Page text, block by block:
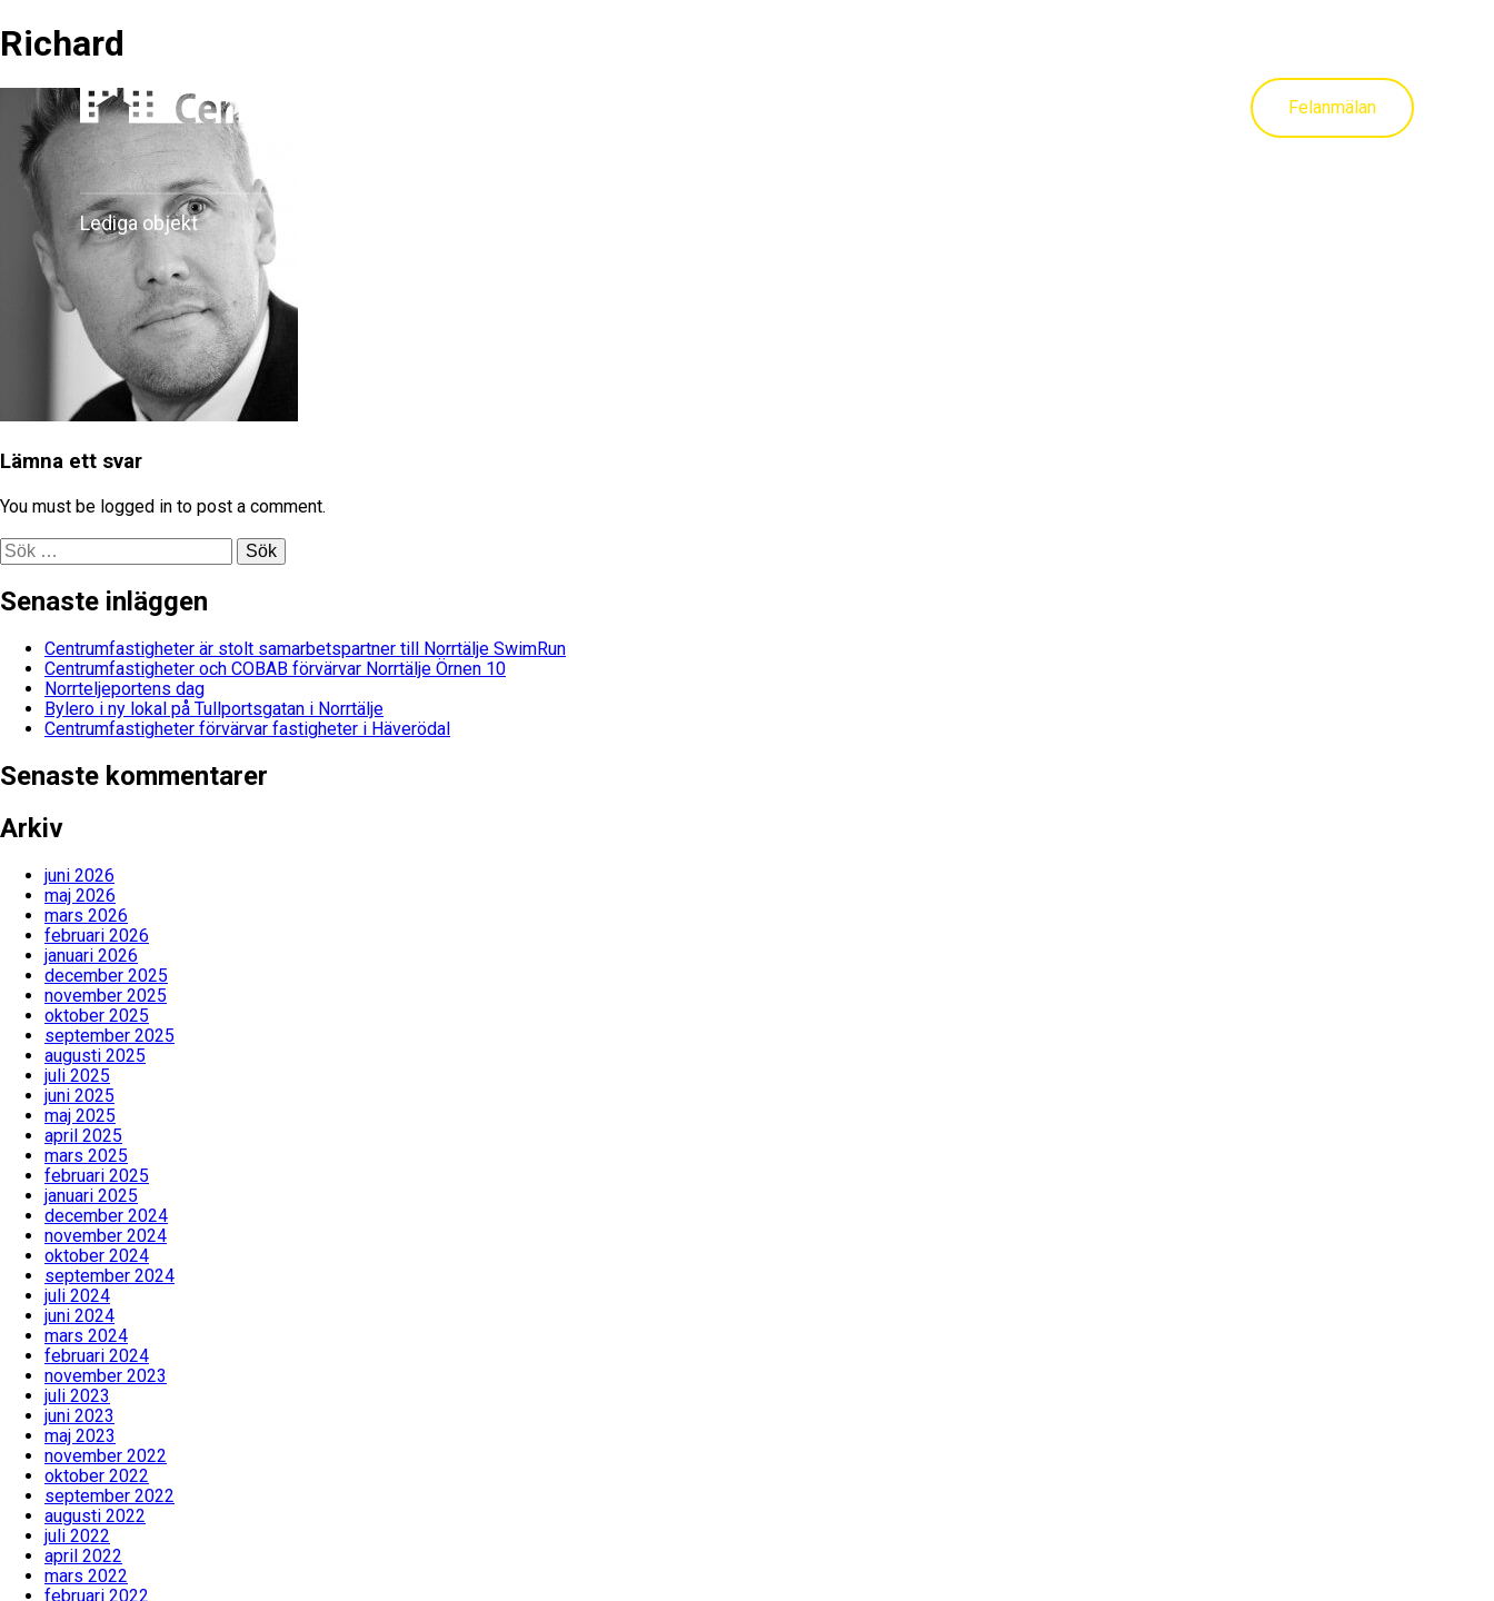
Skip
to
Felanmälan
Lediga objekt
Richard
Lämna ett svar
You must be logged in to post a comment.
Sök
efter:
Senaste inläggen
Centrumfastigheter är stolt samarbetspartner till Norrtälje SwimRun
Centrumfastigheter och COBAB förvärvar Norrtälje Örnen 10
Norrteljeportens dag
Bylero i ny lokal på Tullportsgatan i Norrtälje
Centrumfastigheter förvärvar fastigheter i Häverödal
Senaste kommentarer
Arkiv
juni 2026
maj 2026
mars 2026
februari 2026
januari 2026
december 2025
november 2025
oktober 2025
september 2025
augusti 2025
juli 2025
juni 2025
maj 2025
april 2025
mars 2025
februari 2025
januari 2025
december 2024
november 2024
oktober 2024
september 2024
juli 2024
juni 2024
mars 2024
februari 2024
november 2023
juli 2023
juni 2023
maj 2023
november 2022
oktober 2022
september 2022
augusti 2022
juli 2022
april 2022
mars 2022
februari 2022